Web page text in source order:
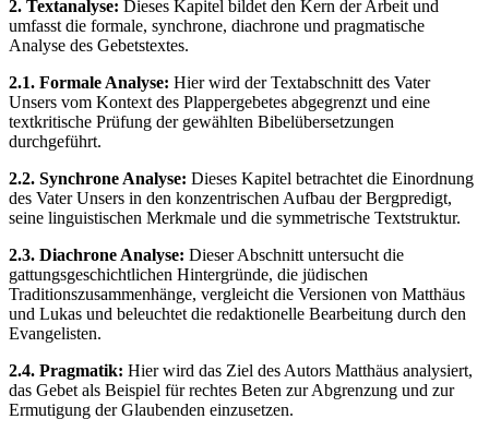
2. Textanalyse: Dieses Kapitel bildet den Kern der Arbeit und
umfasst die formale, synchrone, diachrone und pragmatische
Analyse des Gebetstextes.
2.1. Formale Analyse: Hier wird der Textabschnitt des Vater
Unsers vom Kontext des Plappergebetes abgegrenzt und eine
textkritische Prüfung der gewählten Bibelübersetzungen
durchgeführt.
2.2. Synchrone Analyse: Dieses Kapitel betrachtet die Einordnung
des Vater Unsers in den konzentrischen Aufbau der Bergpredigt,
seine linguistischen Merkmale und die symmetrische Textstruktur.
2.3. Diachrone Analyse: Dieser Abschnitt untersucht die
gattungsgeschichtlichen Hintergründe, die jüdischen
Traditionszusammenhänge, vergleicht die Versionen von Matthäus
und Lukas und beleuchtet die redaktionelle Bearbeitung durch den
Evangelisten.
2.4. Pragmatik: Hier wird das Ziel des Autors Matthäus analysiert,
das Gebet als Beispiel für rechtes Beten zur Abgrenzung und zur
Ermutigung der Glaubenden einzusetzen.